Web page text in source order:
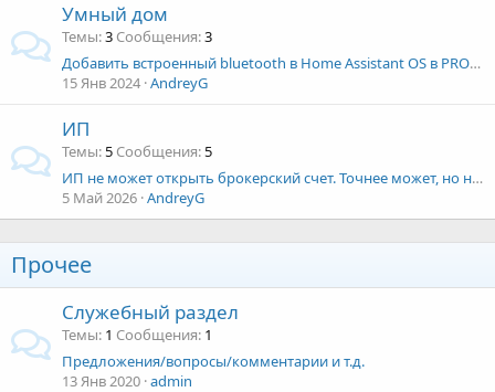
Умный дом
Темы 3 Сообщения 3
Добавить встроенный bluetooth в Home Assistant OS в PROXMOX
15 Янв 2024 AndreyG
ИП
Темы 5 Сообщения 5
ИП не может открыть брокерский счет. Точнее может, но никто его не откроет.
5 Май 2026 AndreyG
Прочее
Служебный раздел
Темы 1 Сообщения 1
Предложения/вопросы/комментарии и т.д.
13 Янв 2020 admin